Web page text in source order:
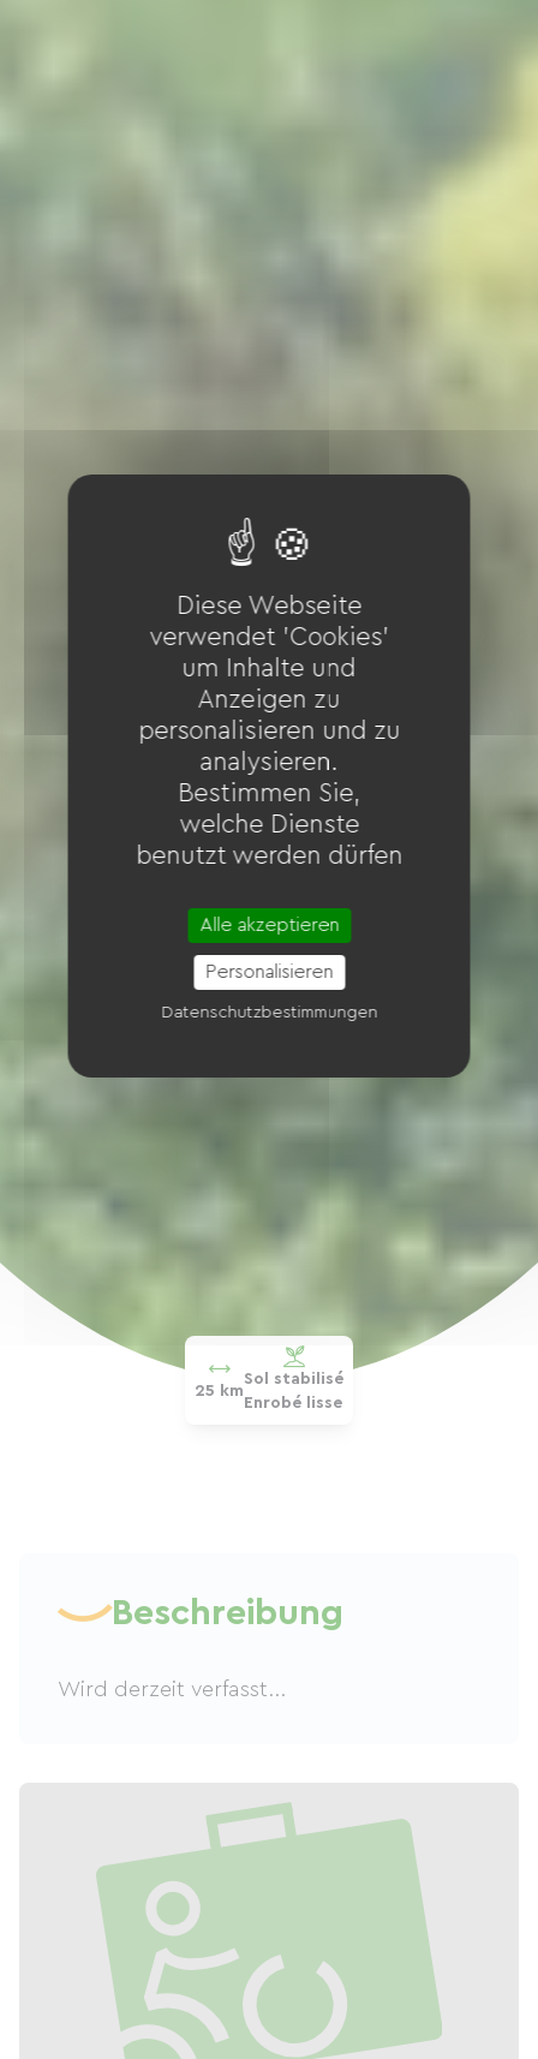
25 km
Sol stabilisé
Enrobé lisse
Beschreibung
Wird derzeit verfasst...
Diese Webseite
verwendet 'Cookies'
um Inhalte und
Anzeigen zu
personalisieren und zu
analysieren.
Bestimmen Sie,
welche Dienste
benutzt werden dürfen
Alle akzeptieren
Personalisieren
Datenschutzbestimmungen